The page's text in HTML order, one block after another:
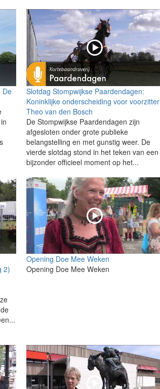
De
Slotdag Stompwijkse Paardendagen:
Koninklijke onderscheiding voor voorzitter
Theo van den Bosch
De Stompwijkse Paardendagen zijn
afgesloten onder grote publieke
belangstelling en met gunstig weer. De
vierde slotdag stond in het teken van een
bijzonder officieel moment op het...
2)
Opening Doe Mee Weken
Opening Doe Mee Weken